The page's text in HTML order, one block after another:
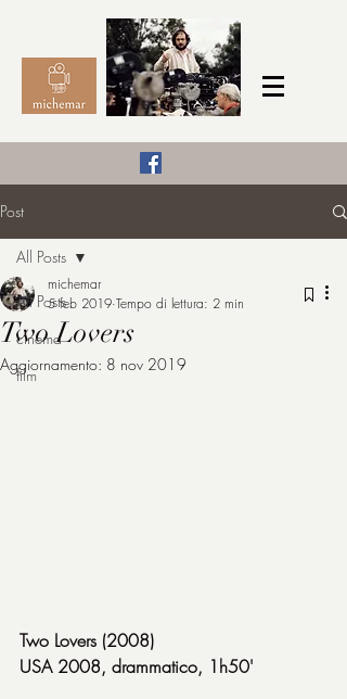
michemar
Post
All Posts
cinema
film
All Posts
Two Lovers
michemar
5 feb 2019 Tempo di lettura: 2 min
Aggiornamento: 8 nov 2019
Two Lovers (2008)
USA 2008, drammatico, 1h50'